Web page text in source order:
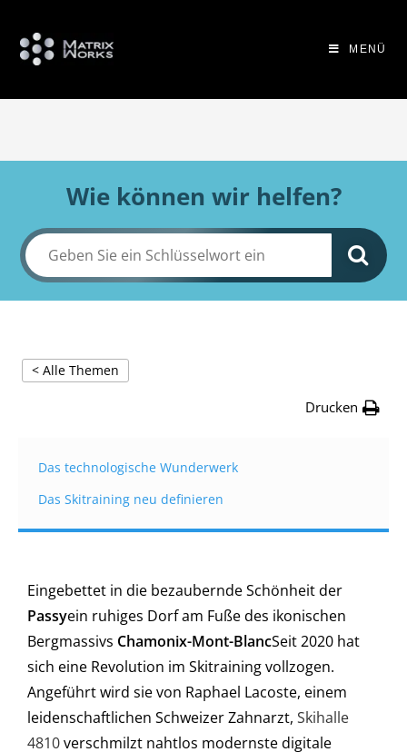
MENÜ
Wie können wir helfen?
< Alle Themen
Drucken
Das technologische Wunderwerk
Das Skitraining neu definieren
Eingebettet in die bezaubernde Schönheit der
Passyein ruhiges Dorf am Fuße des ikonischen
Bergmassivs Chamonix-Mont-BlancSeit 2020 hat
sich eine Revolution im Skitraining vollzogen.
Angeführt wird sie von Raphael Lacoste, einem
leidenschaftlichen Schweizer Zahnarzt, Skihalle
4810verschmilzt nahtlos modernste digitale